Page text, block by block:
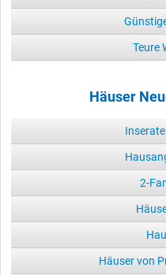
Teure
Häuser
2-
Häuser von